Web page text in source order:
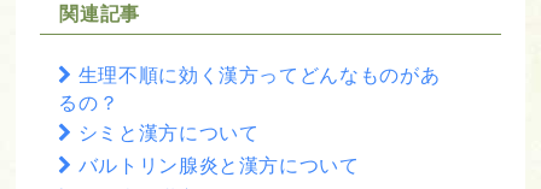
関連記事
生理不順に効く漢方ってどんなものがあ
るの？
シミと漢方について
バルトリン腺炎と漢方について